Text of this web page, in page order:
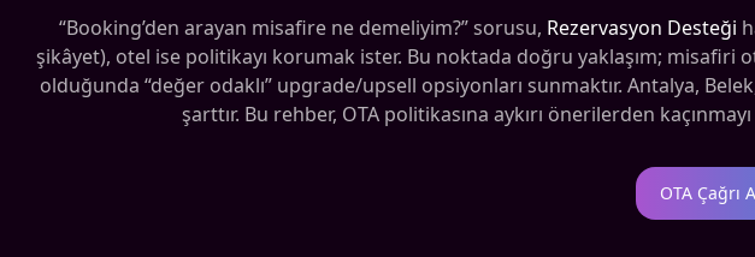
“Booking’den arayan misafire ne demeliyim?” sorusu, Rezervasyon Desteği
şikâyet), otel ise politikayı korumak ister. Bu noktada doğru yaklaşım; misafiri
olduğunda “değer odaklı” upgrade/upsell opsiyonları sunmaktır. Antalya,
şarttır. Bu rehber, OTA politikasına aykırı önerilerden
OTA Çağrı